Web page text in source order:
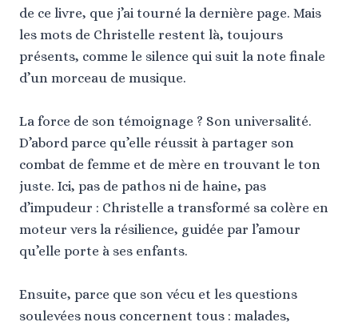
de ce livre, que j’ai tourné la dernière page. Mais
les mots de Christelle restent là, toujours
présents, comme le silence qui suit la note finale
d’un morceau de musique.
La force de son témoignage ? Son universalité.
D’abord parce qu’elle réussit à partager son
combat de femme et de mère en trouvant le ton
juste. Ici, pas de pathos ni de haine, pas
d’impudeur : Christelle a transformé sa colère en
moteur vers la résilience, guidée par l’amour
qu’elle porte à ses enfants.
Ensuite, parce que son vécu et les questions
soulevées nous concernent tous : malades,